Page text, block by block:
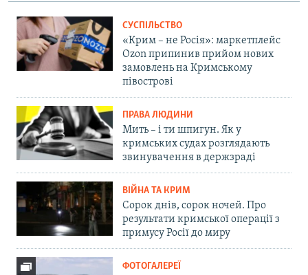
СУСПІЛЬСТВО
«Крим – не Росія»: маркетплейс
Ozon припинив прийом нових
замовлень на Кримському
півострові
ПРАВА ЛЮДИНИ
Мить – і ти шпигун. Як у
кримських судах розглядають
звинувачення в держзраді
ВІЙНА ТА КРИМ
Сорок днів, сорок ночей. Про
результати кримської операції з
примусу Росії до миру
ФОТОГАЛЕРЕЇ